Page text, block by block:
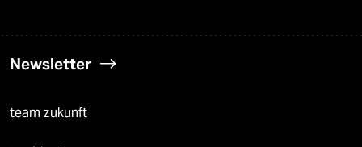
Newsletter
team zukunft